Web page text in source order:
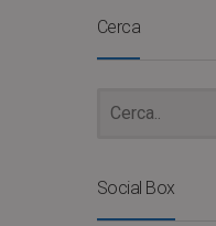
Cerca
Social Box